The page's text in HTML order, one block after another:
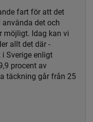
fart för att det
det och
möjligt. Idag kan vi
allt det där -
Sverige enligt
procent av
täckning går från 25